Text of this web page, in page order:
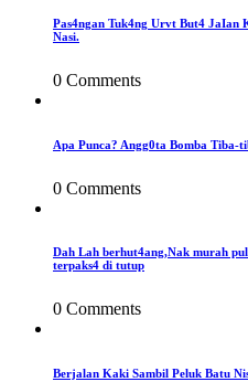
Pas4ngan Tuk4ng Urvt But4 JaIan
Nasi.
0 Comments
Apa Punca? Angg0ta Bomba Tiba-
0 Comments
Dah Lah berhut4ang,Nak murah
terpaks4 di tutup
0 Comments
Berjalan Kaki Sambil Peluk Batu